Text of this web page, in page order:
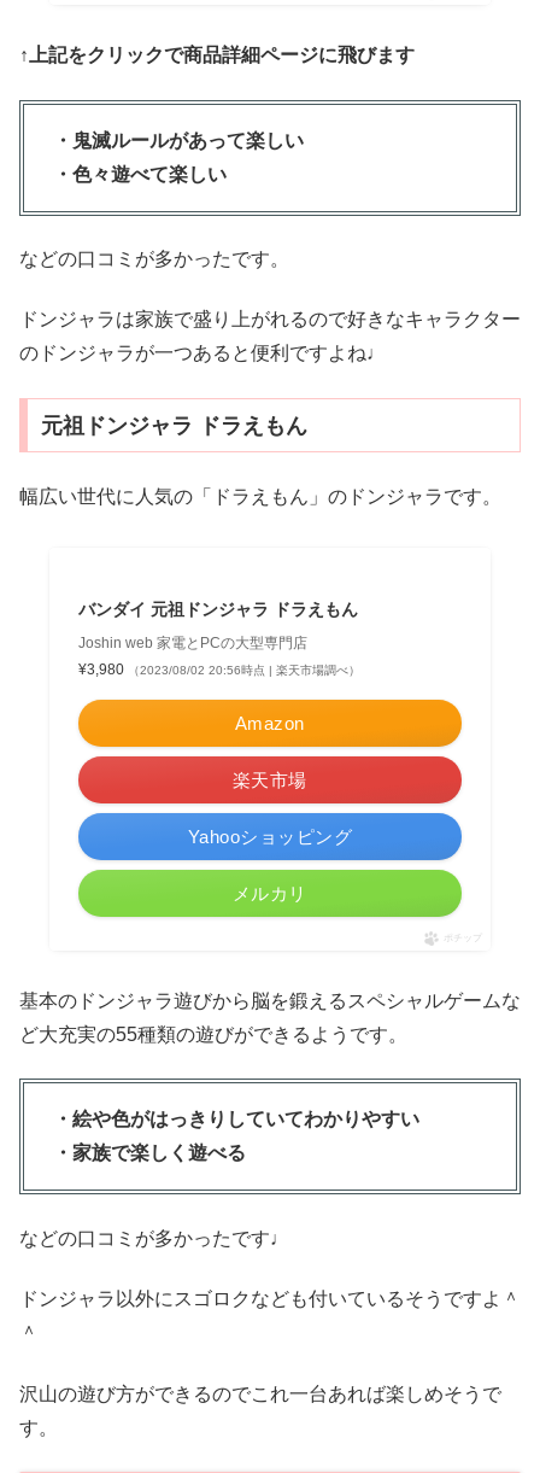
↑上記をクリックで商品詳細ページに飛びます
・鬼滅ルールがあって楽しい
・色々遊べて楽しい
などの口コミが多かったです。
ドンジャラは家族で盛り上がれるので好きなキャラクター
のドンジャラが一つあると便利ですよね♩
元祖ドンジャラ ドラえもん
幅広い世代に人気の「ドラえもん」のドンジャラです。
バンダイ 元祖ドンジャラ ドラえもん
Joshin web 家電とPCの大型専門店
¥3,980
（2023/08/02 20:56時点 | 楽天市場調べ）
Amazon
楽天市場
Yahooショッピング
メルカリ
ポチップ
基本のドンジャラ遊びから脳を鍛えるスペシャルゲームな
ど大充実の55種類の遊びができるようです。
・絵や色がはっきりしていてわかりやすい
・家族で楽しく遊べる
などの口コミが多かったです♩
ドンジャラ以外にスゴロクなども付いているそうですよ＾
＾
沢山の遊び方ができるのでこれ一台あれば楽しめそうで
す。